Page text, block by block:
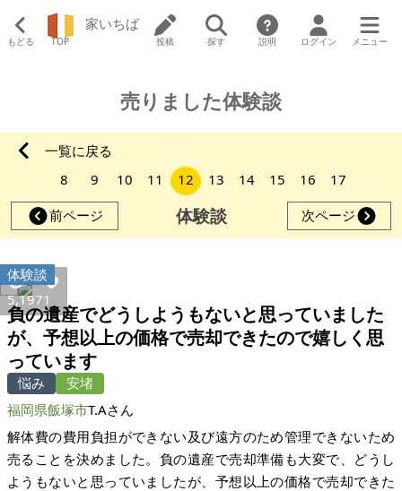
もどる TOP
家いちば
投稿 探す 説明 ログイン メニュー
売りました体験談
一覧に戻る
8
9 10 11 12 13 14 15 16
17
前ページ
体験談 次ページ
5,1971
体験談
負の遺産でどうしようもないと思っていました
が、予想以上の価格で売却できたので嬉しく思
っています
悩み
安堵
福岡県飯塚市T.Aさん
解体費の費用負担ができない及び遠方のため管理できないため
売ることを決めました。負の遺産で売却準備も大変で、どうし
ようもないと思っていましたが、予想以上の価格で売却できた